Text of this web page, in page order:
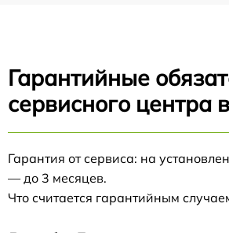
Гарантийные
сервисного центра
Гарантия от сервиса: на
— до 3 месяцев.
Что считается гарантийным